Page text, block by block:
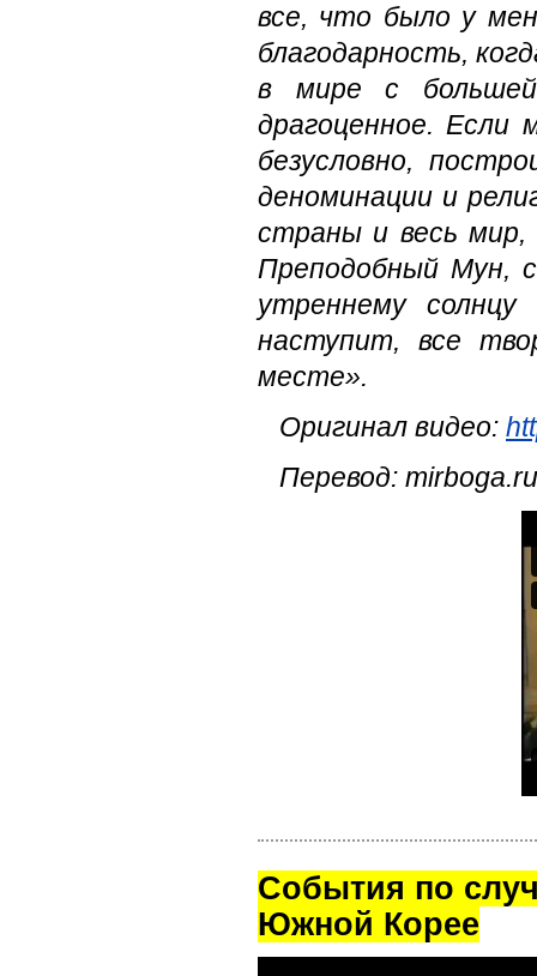
все, что было у
благодарность,
в мире с
драгоценное.
безусловно,
деноминации и
страны и весь мир,
Преподобный Мун,
утреннему
наступит, все
месте».
Оригинал видео:
Перевод: mirboga.ru
Cобытия по
Южной Корее